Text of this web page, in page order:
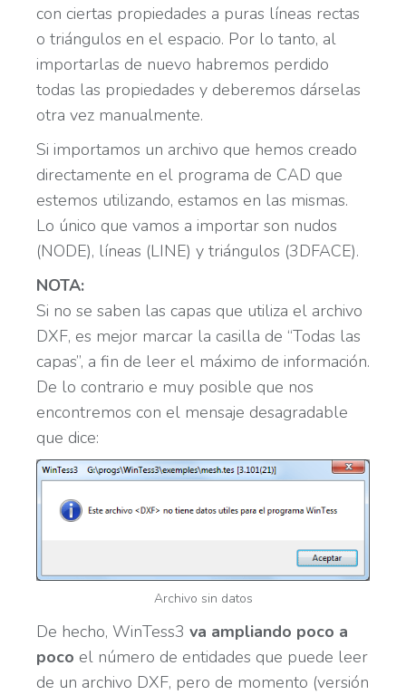
con ciertas propiedades a puras líneas rectas
o triángulos en el espacio. Por lo tanto, al
importarlas de nuevo habremos perdido
todas las propiedades y deberemos dárselas
otra vez manualmente.
Si importamos un archivo que hemos creado
directamente en el programa de CAD que
estemos utilizando, estamos en las mismas.
Lo único que vamos a importar son nudos
(NODE), líneas (LINE) y triángulos (3DFACE).
NOTA:
Si no se saben las capas que utiliza el archivo
DXF, es mejor marcar la casilla de “Todas las
capas”, a fin de leer el máximo de información.
De lo contrario e muy posible que nos
encontremos con el mensaje desagradable
que dice:
Archivo sin datos
De hecho, WinTess3 va ampliando poco a
poco el número de entidades que puede leer
de un archivo DXF, pero de momento (versión